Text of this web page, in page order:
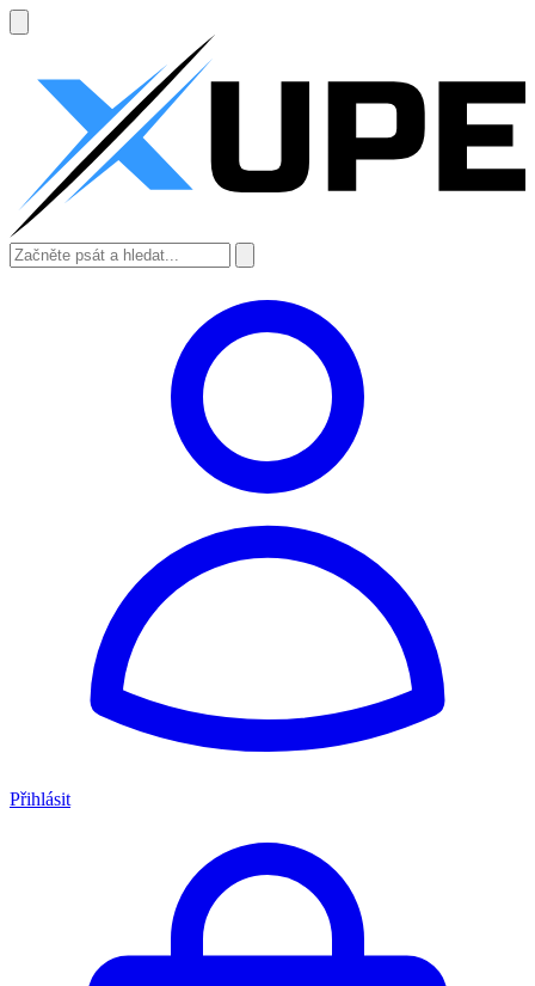
Přihlásit